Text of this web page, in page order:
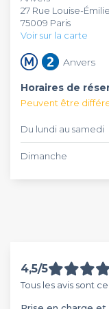
l’happy hour
verres avec de
charcuterie, de
conditions pour
vos convives. Cet
de personnes. Il
comme le foot, le
adresse va devenir
27 Rue Louise-
75009 Paris
Voir sur la carte
Anvers
Horaires de
Peuvent être
Du lundi au samedi
Dimanche
4,5/5
Tous les avis sont